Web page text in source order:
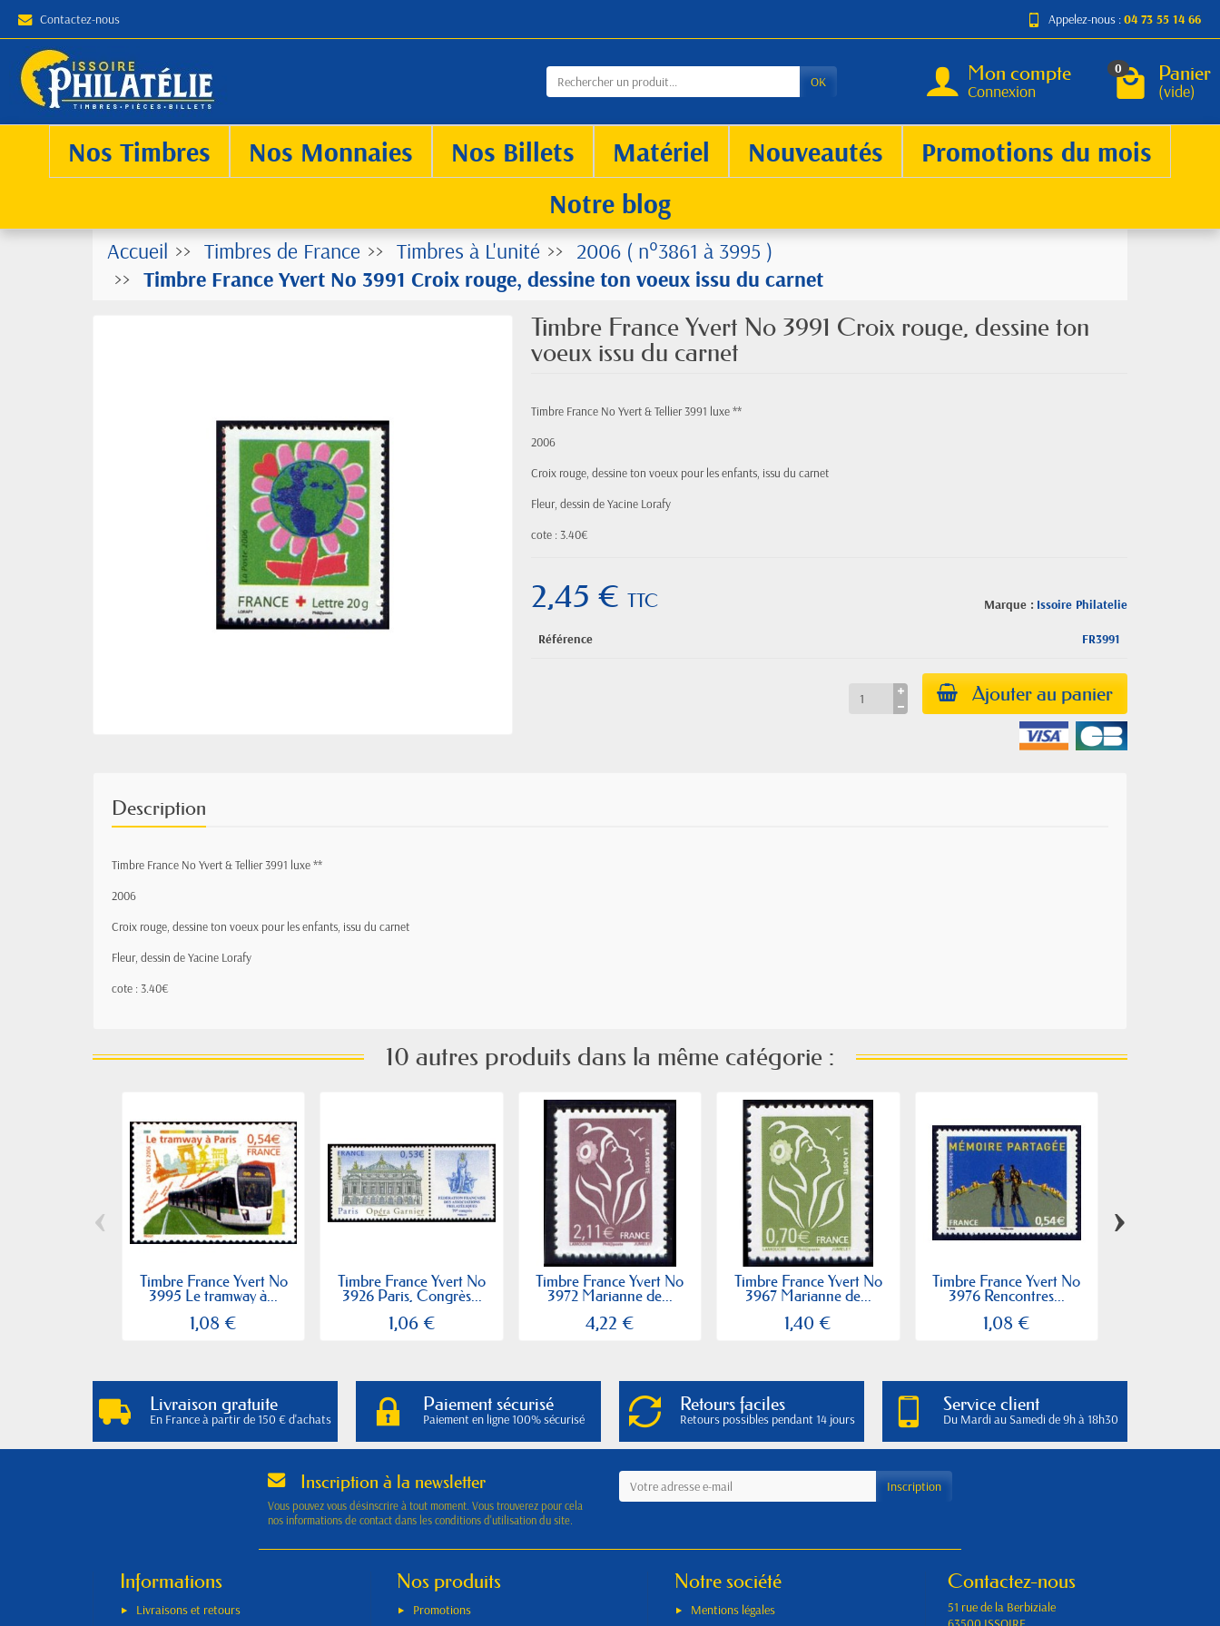
Contactez-nous Appelez-nous :04 73 55 14 66
OK Mon compte
Connexion
0 Panier
(vide)
Nos Timbres Nos Monnaies Nos Billets Matériel Nouveautés
Promotions du mois
Notre blog
Accueil Timbres de France Timbres à L'unité
2006 ( n°3861 à 3995 )
Timbre France Yvert No 3991 Croix rouge, dessine ton voeux issu du carnet
Timbre France Yvert No 3991 Croix rouge, dessine ton
voeux issu du carnet
Timbre France No Yvert & Tellier 3991 luxe **
2006
Croix rouge, dessine ton voeux pour les enfants, issu du carnet
Fleur, dessin de Yacine Lorafy
cote : 3.40€
Marque : Issoire Philatelie
2,45 €TTC
Référence FR3991
Ajouter au panier
Description
Timbre France No Yvert & Tellier 3991 luxe **
2006
Croix rouge, dessine ton voeux pour les enfants, issu du carnet
Fleur, dessin de Yacine Lorafy
cote : 3.40€
10 autres produits dans la même catégorie :
Timbre France Yvert No
3995 Le tramway à...
1,08 €
Timbre France Yvert No
3926 Paris, Congrès...
1,06 €
Timbre France Yvert No
3972 Marianne de...
4,22 €
Timbre France Yvert No
3967 Marianne de...
1,40 €
Timbre France Yvert No
3976 Rencontres...
1,08 €
‹ ›
Livraison gratuite
En France à partir de 150 € d'achats
Paiement sécurisé
Paiement en ligne 100% sécurisé
Retours faciles
Retours possibles pendant 14 jours
Service client
Du Mardi au Samedi de 9h à 18h30
Inscription à la newsletter
Vous pouvez vous désinscrire à tout moment. Vous trouverez pour cela
nos informations de contact dans les conditions d'utilisation du site.
Informations
Livraisons et retours
Nos produits
Promotions
Notre société
Mentions légales
Contactez-nous
51 rue de la Berbiziale